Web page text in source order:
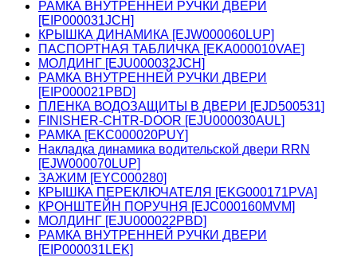
РАМКА ВНУТРЕННЕЙ РУЧКИ ДВЕРИ
[EIP000031JCH]
КРЫШКА ДИНАМИКА [EJW000060LUP]
ПАСПОРТНАЯ ТАБЛИЧКА [EKA000010VAE]
МОЛДИНГ [EJU000032JCH]
РАМКА ВНУТРЕННЕЙ РУЧКИ ДВЕРИ
[EIP000021PBD]
ПЛЕНКА ВОДОЗАЩИТЫ В ДВЕРИ [EJD500531]
FINISHER-CHTR-DOOR [EJU000030AUL]
РАМКА [EKC000020PUY]
Накладка динамика водительской двери RRN
[EJW000070LUP]
ЗАЖИМ [EYC000280]
КРЫШКА ПЕРЕКЛЮЧАТЕЛЯ [EKG000171PVA]
КРОНШТЕЙН ПОРУЧНЯ [EJC000160MVM]
МОЛДИНГ [EJU000022PBD]
РАМКА ВНУТРЕННЕЙ РУЧКИ ДВЕРИ
[EIP000031LEK]